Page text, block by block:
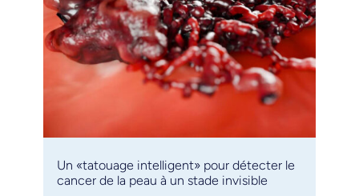
Un «tatouage intelligent» pour détecter le
cancer de la peau à un stade invisible